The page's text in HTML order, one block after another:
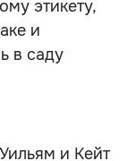
этикету,
и
в саду
и Кейт